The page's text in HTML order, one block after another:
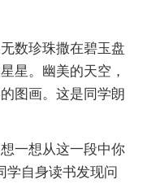
数珍珠撒在碧玉盘
星。幽美的天空，
图画。这是同学朗
一想从这一段中你
学自身读书发现问